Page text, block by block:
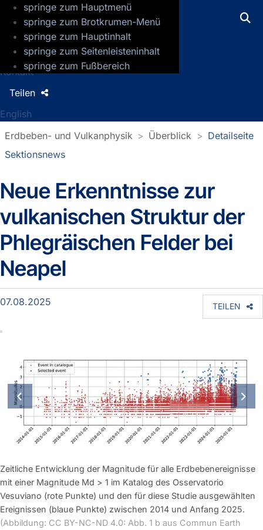
springe zum Hauptmenü
springe zum Brotkrumen-Menü
springe zum Hauptinhalt
springe zum Seitenleisteninhalt
springe zum Fußbereich
GFZ Helmholtz-Zentrum für
Presse
Jobs
Kontakt
English
Teilen
Erdbeben- und Vulkanphysik Überblick
Detailseite
Sektionsnews
Detailseite Sektionsnews
Neue Erkenntnisse zur
vulkanischen Struktur der
Phlegräischen Felder bei
Neapel
07.08.2025 TEILEN
Zeitliche Entwicklung der Magnitude für alle Erdbebenereignisse
mit einer Magnitude Md > 1 im Katalog des Osservatorio
Vesuviano (rote Punkte) und den für diese Studie ausgewählten
Ereignissen (blaue Punkte) zwischen 2014 und Anfang 2025.
(Abbildung: CC BY-NC-ND 4.0: Abb. 1 b aus Commun Earth
vorherige Folie